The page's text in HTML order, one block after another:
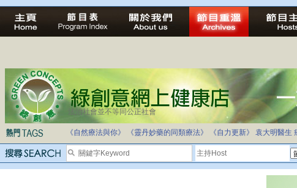
法治社會並不等同公正社會
自家教育合法化-推動多元化教育，全民學卷制
《自然療法與你》
《靈丹妙藥的同類療法》 《自力更新》 袁大明醫生